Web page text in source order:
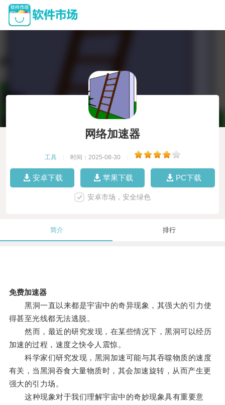
网络加速器
工具 时间：2025-08-30
安卓下载 苹果下载 PC下载
安卓市场，安全绿色
简介 排行
免费加速器
黑洞一直以来都是宇宙中的奇异现象，其强大的引力使
得甚至光线都无法逃脱。
然而，最近的研究发现，在某些情况下，黑洞可以经历
加速的过程，速度之快令人震惊。
科学家们研究发现，黑洞加速可能与其吞噬物质的速度
有关，当黑洞吞食大量物质时，其会加速旋转，从而产生更
强大的引力场。
这种现象对于我们理解宇宙中的奇妙现象具有重要意